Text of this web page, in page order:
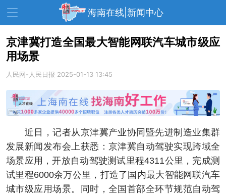
海南在线|新闻中心
资讯中心
教育 健康 房产
生活 演出 活动
展会 走读海南 周末去哪儿
人才在线 天涯企服
京津冀打造全国最大智能网联汽车城市级应
用场景
人民网-人民日报 2025-01-13 13:45
近日，记者从京津冀产业协同暨先进制造业集群
发展新闻发布会上获悉：京津冀自动驾驶实现跨域全
场景应用，开放自动驾驶测试里程4311公里，完成测
试里程6000余万公里，打造了国内最大智能网联汽车
城市级应用场景。同时，全国首部全环节规范自动驾